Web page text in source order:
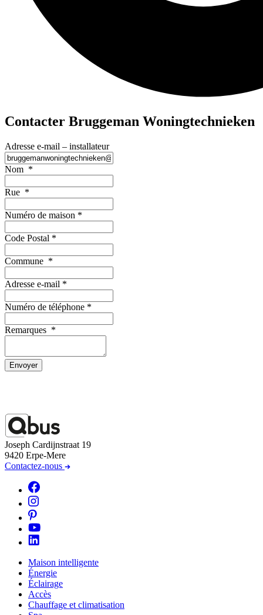
Contacter Bruggeman Woningtechnieken
Adresse e-mail – installateur
Nom *
Rue *
Numéro de maison *
Code Postal *
Commune *
Adresse e-mail *
Numéro de téléphone *
Remarques *
Envoyer
Joseph Cardijnstraat 19
9420 Erpe-Mere
Contactez-nous
Maison intelligente
Énergie
Éclairage
Accès
Chauffage et climatisation